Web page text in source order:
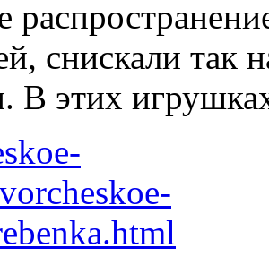
снискали так
В этих